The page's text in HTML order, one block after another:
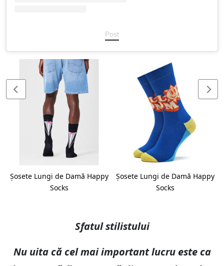
Post
Șosete Lungi de Damă Happy
Socks
Șosete Lungi de Damă Happy
Socks
Sfatul stilistului
Nu uita că cel mai important lucru este ca